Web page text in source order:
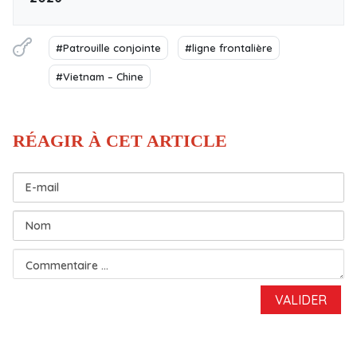
#Patrouille conjointe #ligne frontalière
#Vietnam – Chine